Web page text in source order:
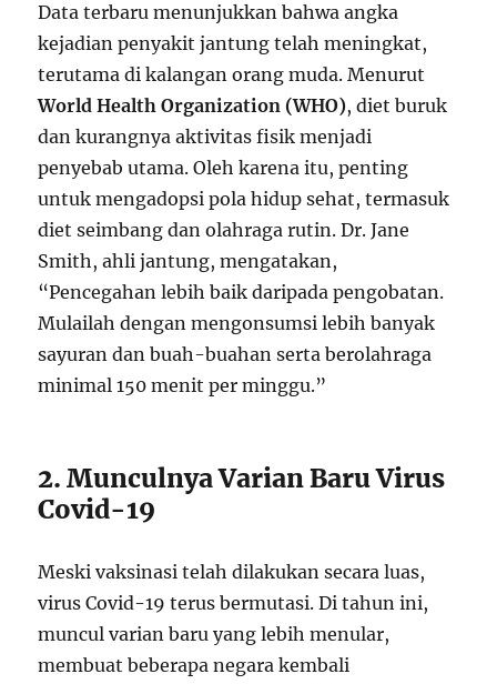
Data terbaru menunjukkan bahwa angka
kejadian penyakit jantung telah meningkat,
terutama di kalangan orang muda. Menurut
World Health Organization (WHO), diet buruk
dan kurangnya aktivitas fisik menjadi
penyebab utama. Oleh karena itu, penting
untuk mengadopsi pola hidup sehat, termasuk
diet seimbang dan olahraga rutin. Dr. Jane
Smith, ahli jantung, mengatakan,
“Pencegahan lebih baik daripada pengobatan.
Mulailah dengan mengonsumsi lebih banyak
sayuran dan buah-buahan serta berolahraga
minimal 150 menit per minggu.”
2. Munculnya Varian Baru Virus
Covid-19
Meski vaksinasi telah dilakukan secara luas,
virus Covid-19 terus bermutasi. Di tahun ini,
muncul varian baru yang lebih menular,
membuat beberapa negara kembali